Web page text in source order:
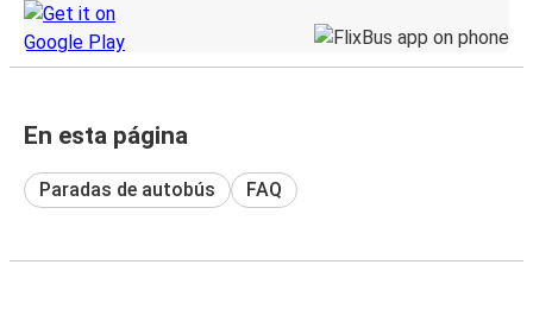
En esta página
Paradas de autobús FAQ